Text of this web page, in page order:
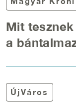
Mit
a
ÚjVáros